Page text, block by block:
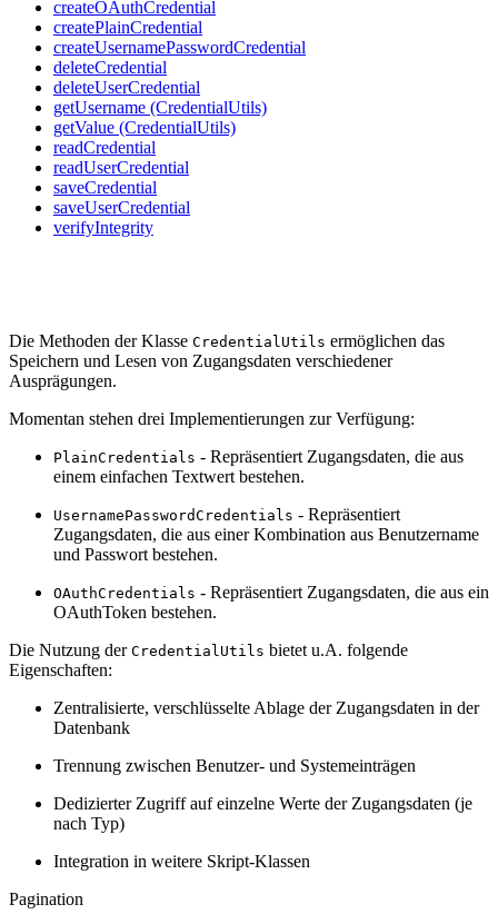
createOAuthCredential
createPlainCredential
createUsernamePasswordCredential
deleteCredential
deleteUserCredential
getUsername (CredentialUtils)
getValue (CredentialUtils)
readCredential
readUserCredential
saveCredential
saveUserCredential
verifyIntegrity
Die Methoden der Klasse CredentialUtils ermöglichen das
Speichern und Lesen von Zugangsdaten verschiedener
Ausprägungen.
Momentan stehen drei Implementierungen zur Verfügung:
PlainCredentials - Repräsentiert Zugangsdaten, die aus
einem einfachen Textwert bestehen.
UsernamePasswordCredentials - Repräsentiert
Zugangsdaten, die aus einer Kombination aus Benutzername
und Passwort bestehen.
OAuthCredentials - Repräsentiert Zugangsdaten, die aus ein
OAuthToken bestehen.
Die Nutzung der CredentialUtils bietet u.A. folgende
Eigenschaften:
Zentralisierte, verschlüsselte Ablage der Zugangsdaten in der
Datenbank
Trennung zwischen Benutzer- und Systemeinträgen
Dedizierter Zugriff auf einzelne Werte der Zugangsdaten (je
nach Typ)
Integration in weitere Skript-Klassen
Pagination